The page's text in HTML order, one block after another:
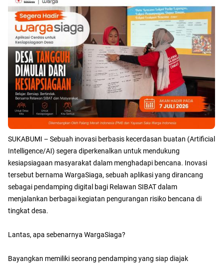
SUKABUMI – Sebuah inovasi berbasis kecerdasan buatan (Artificial
Intelligence/AI) segera diperkenalkan untuk mendukung
kesiapsiagaan masyarakat dalam menghadapi bencana. Inovasi
tersebut bernama WargaSiaga, sebuah aplikasi yang dirancang
sebagai pendamping digital bagi Relawan SIBAT dalam
menjalankan berbagai kegiatan pengurangan risiko bencana di
tingkat desa.
Lantas, apa sebenarnya WargaSiaga?
Bayangkan memiliki seorang pendamping yang siap diajak